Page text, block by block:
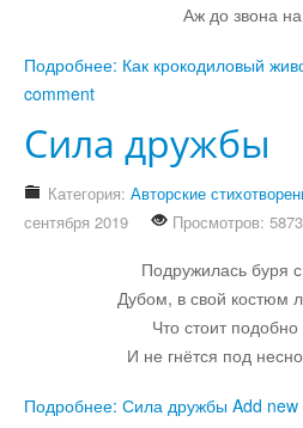
English
Deutsch
Остальное
Аж до звона
Подробнее: Как крокодиловый
comment
Сила дружбы
Категория: Авторские
сентября 2019
Просмотров: 5873
Подружилась буря
Дубом, в свой костюм
Что стоит
И не гнётся под
Подробнее: Сила дружбы Add